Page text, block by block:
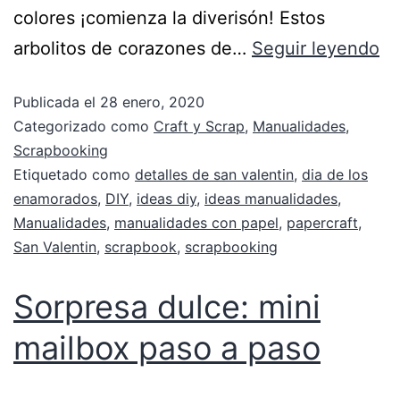
colores ¡comienza la diverisón! Estos
arbolitos de corazones de… Seguir leyendo
Publicada el 28 enero, 2020
Categorizado como Craft y Scrap, Manualidades,
Scrapbooking
Etiquetado como detalles de san valentin, dia de los
enamorados, DIY, ideas diy, ideas manualidades,
Manualidades, manualidades con papel, papercraft,
San Valentin, scrapbook, scrapbooking
Sorpresa dulce: mini
mailbox paso a paso